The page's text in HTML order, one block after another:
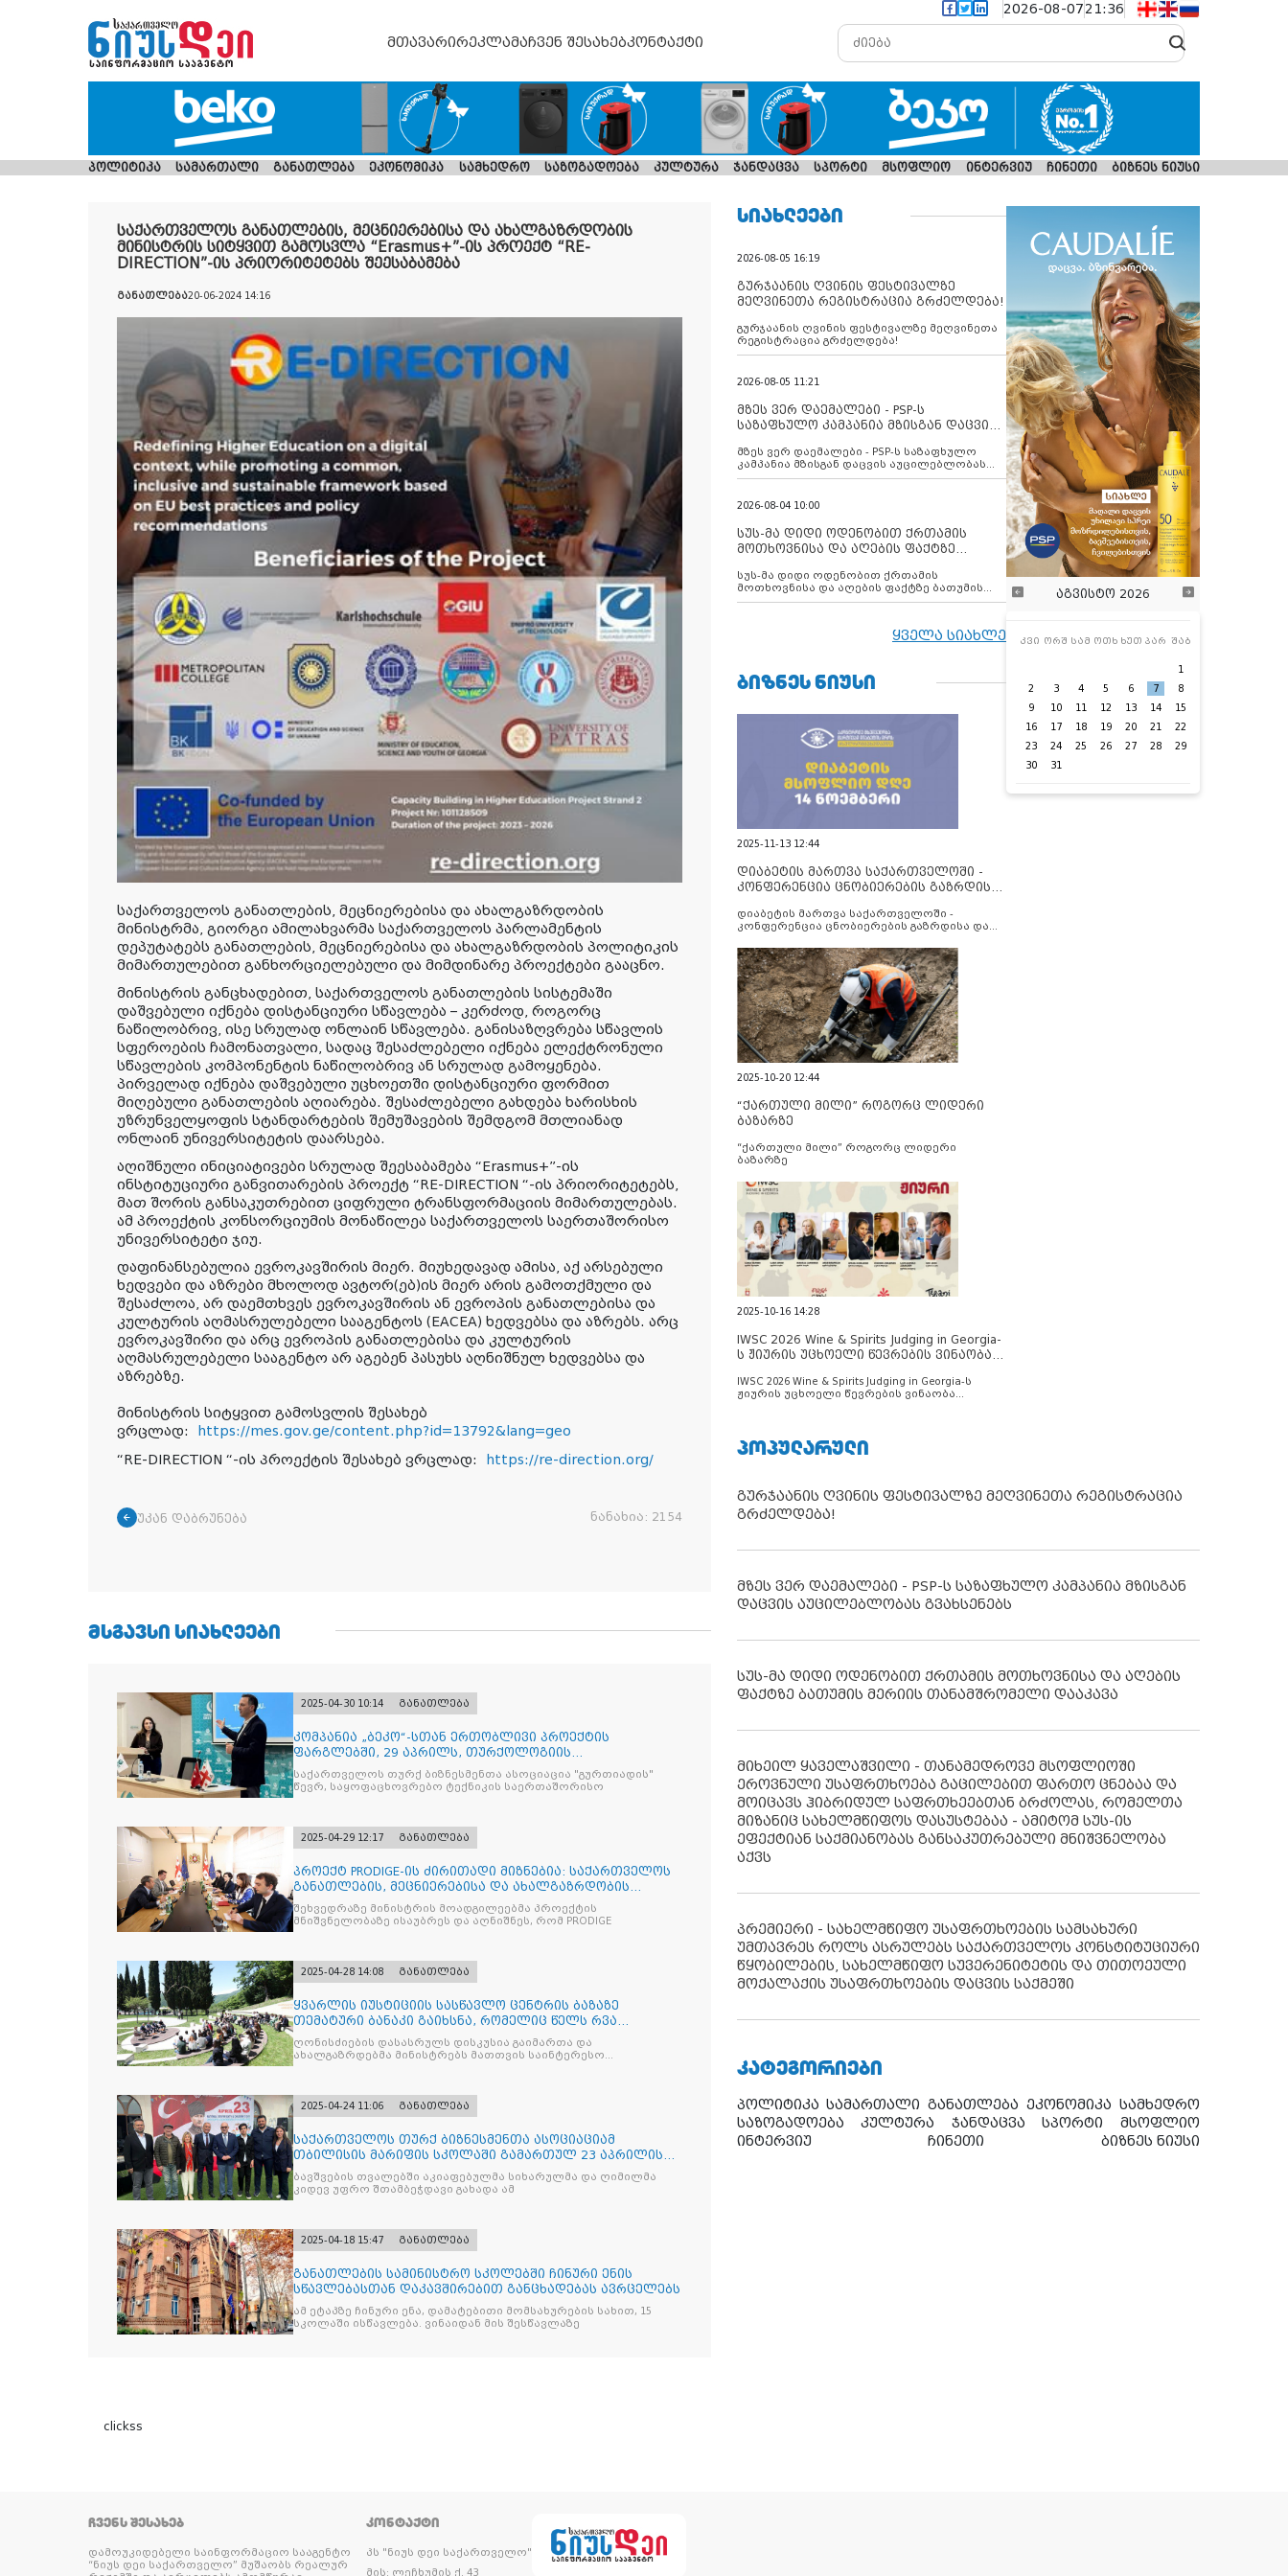
2026-08-0721:36
მთავარირეკლამაჩვენ შესახებკონტაქტი
პოლიტიკა სამართალი განათლება ეკონომიკა სამხედრო საზოგადოება კულტურა ჯანდაცვა სპორტი მსოფლიო ინტერვიუ ჩინეთი ბიზნეს ნიუსი
საქართველოს განათლების, მეცნიერებისა და ახალგაზრდობის
მინისტრის სიტყვით გამოსვლა “Erasmus+”-ის პროექტ “RE-
DIRECTION”-ის პრიორიტეტებს შეესაბამება
განათლება20-06-2024 14:16
საქართველოს განათლების, მეცნიერებისა და ახალგაზრდობის
მინისტრმა, გიორგი ამილახვარმა საქართველოს პარლამენტის
დეპუტატებს განათლების, მეცნიერებისა და ახალგაზრდობის პოლიტიკის
მიმართულებით განხორციელებული და მიმდინარე პროექტები გააცნო.
მინისტრის განცხადებით, საქართველოს განათლების სისტემაში
დაშვებული იქნება დისტანციური სწავლება – კერძოდ, როგორც
ნაწილობრივ, ისე სრულად ონლაინ სწავლება. განისაზღვრება სწავლის
სფეროების ჩამონათვალი, სადაც შესაძლებელი იქნება ელექტრონული
სწავლების კომპონენტის ნაწილობრივ ან სრულად გამოყენება.
პირველად იქნება დაშვებული უცხოეთში დისტანციური ფორმით
მიღებული განათლების აღიარება. შესაძლებელი გახდება ხარისხის
უზრუნველყოფის სტანდარტების შემუშავების შემდგომ მთლიანად
ონლაინ უნივერსიტეტის დაარსება.
აღიშნული ინიციატივები სრულად შეესაბამება “Erasmus+”-ის
ინსტიტუციური განვითარების პროექტ “RE-DIRECTION “-ის პრიორიტეტებს,
მათ შორის განსაკუთრებით ციფრული ტრანსფორმაციის მიმართულებას.
ამ პროექტის კონსორციუმის მონაწილეა საქართველოს საერთაშორისო
უნივერსიტეტი ჯიუ.
დაფინანსებულია ევროკავშირის მიერ. მიუხედავად ამისა, აქ არსებული
ხედვები და აზრები მხოლოდ ავტორ(ებ)ის მიერ არის გამოთქმული და
შესაძლოა, არ დაემთხვეს ევროკავშირის ან ევროპის განათლებისა და
კულტურის აღმასრულებელი სააგენტოს (EACEA) ხედვებსა და აზრებს. არც
ევროკავშირი და არც ევროპის განათლებისა და კულტურის
აღმასრულებელი სააგენტო არ აგებენ პასუხს აღნიშნულ ხედვებსა და
აზრებზე.
მინისტრის სიტყვით გამოსვლის შესახებ
ვრცლად:
https://mes.gov.ge/content.php?id=13792&lang=geo
“RE-DIRECTION “-ის Პროექტის შესახებ ვრცლად:
https://re-direction.org/
უკან დაბრუნება ნანახია: 2154
ᲛᲡᲒᲐᲕᲡᲘ ᲡᲘᲐᲮᲚᲔᲔᲑᲘ
2025-04-30 10:14 განათლება
კომპანია „ბეკო“-სთან ერთობლივი პროექტის
ფარგლებში, 29 აპრილს, თურქოლოგიის
მიმართულებისა და თბილისის
საქართველოს თურქ ბიზნესმენთა ასოციაცია "გურთიადის"
წევრ, საყოფაცხოვრებო ტექნიკის საერთაშორისო
2025-04-29 12:17 განათლება
პროექტ PRODIGE-ის ძირითადი მიზნებია: საქართველოს
განათლების, მეცნიერებისა და ახალგაზრდობის
სამინისტრ
შეხვედრაზე მინისტრის მოადგილეებმა პროექტის
მნიშვნელობაზე ისაუბრეს და აღნიშნეს, რომ PRODIGE
2025-04-28 14:08 განათლება
ყვარლის იუსტიციის სასწავლო ცენტრის ბაზაზე
თემატური ბანაკი გაიხსნა, რომელიც წელს რვა
ნაკადად ჩატარდებ
ღონისძიების დასასრულს დისკუსია გაიმართა და
ახალგაზრდებმა მინისტრებს მათთვის საინტერესო
2025-04-24 11:06 განათლება
საქართველოს თურქ ბიზნესმენთა ასოციაციამ
თბილისის მარიფის სკოლაში გამართულ 23 აპრილის
ეროვნული სუვერე
ბავშვების თვალებში აკიაფებულმა სიხარულმა და ღიმილმა
კიდევ უფრო შთამბეჭდავი გახადა ამ
2025-04-18 15:47 განათლება
განათლების სამინისტრო სკოლებში ჩინური ენის
სწავლებასთან დაკავშირებით განცხადებას ავრცელებს
ამ ეტაპზე ჩინური ენა, დამატებითი მომსახურების სახით, 15
სკოლაში ისწავლება. ვინაიდან მის შესწავლაზე
clickss
ᲡᲘᲐᲮᲚᲔᲔᲑᲘ
2026-08-05 16:19
გურჯაანის ღვინის ფესტივალზე
მეღვინეთა რეგისტრაცია გრძელდება!
გურჯაანის ღვინის ფესტივალზე მეღვინეთა
რეგისტრაცია გრძელდება!
2026-08-05 11:21
მზეს ვერ დაემალები - PSP-ს
საზაფხულო კამპანია მზისგან დაცვის
მზეს ვერ დაემალები - PSP-ს საზაფხულო
კამპანია მზისგან დაცვის აუცილებლობას
გვახსენებს
2026-08-04 10:00
სუს-მა დიდი ოდენობით ქრთამის
მოთხოვნისა და აღების ფაქტზე
დააკავა
სუს-მა დიდი ოდენობით ქრთამის
მოთხოვნისა და აღების ფაქტზე ბათუმის
მერიის თანამშრომელი დააკავა
ყველა სიახლე
ᲑᲘᲖᲜᲔᲡ ᲜᲘᲣᲡᲘ
2025-11-13 12:44
დიაბეტის მართვა საქართველოში -
კონფერენცია ცნობიერების გაზრდისა
დიაბეტის მართვა საქართველოში -
კონფერენცია ცნობიერების გაზრდისა და
2025-10-20 12:44
“ქართული მილი” როგორც ლიდერი
ბაზარზე
“ქართული მილი” როგორც ლიდერი
ბაზარზე
2025-10-16 14:28
IWSC 2026 Wine & Spirits Judging in Georgia-
ს ჟიურის უცხოელი წევრების ვინაობა
IWSC 2026 Wine & Spirits Judging in Georgia-ს
ჟიურის უცხოელი წევრების ვინაობა
აგვისტო 2026
კვი ორშ სამ ოთხ ხუთ პარ შაბ
1
2
3 4 5 6 7
8
9
10 11 12 13 14
15
16
17 18 19 20 21
22
23
24 25 26 27 28
29
30
31
ᲞᲝᲞᲣᲚᲐᲠᲣᲚᲘ
გურჯაანის ღვინის ფესტივალზე მეღვინეთა რეგისტრაცია
გრძელდება!
მზეს ვერ დაემალები - PSP-ს საზაფხულო კამპანია მზისგან
დაცვის აუცილებლობას გვახსენებს
სუს-მა დიდი ოდენობით ქრთამის მოთხოვნისა და აღების
ფაქტზე ბათუმის მერიის თანამშრომელი დააკავა
მიხეილ ყაველაშვილი - თანამედროვე მსოფლიოში
ეროვნული უსაფრთხოება გაცილებით ფართო ცნებაა და
მოიცავს ჰიბრიდულ საფრთხეებთან ბრძოლას, რომელთა
მიზანიც სახელმწიფოს დასუსტებაა - ამიტომ სუს-ის
ეფექტიან საქმიანობას განსაკუთრებული მნიშვნელობა
აქვს
პრემიერი - სახელმწიფო უსაფრთხოების სამსახური
უმთავრეს როლს ასრულებს საქართველოს კონსტიტუციური
წყობილების, სახელმწიფო სუვერენიტეტის და თითოეული
მოქალაქის უსაფრთხოების დაცვის საქმეში
ᲙᲐᲢᲔᲒᲝᲠᲘᲔᲑᲘ
პოლიტიკა სამართალი განათლება ეკონომიკა სამხედრო
საზოგადოება
კულტურა ჯანდაცვა სპორტი
მსოფლიო
ინტერვიუ
ჩინეთი ბიზნეს ნიუსი
ᲩᲕᲔᲜᲡ ᲨᲔᲡᲐᲮᲔᲑ
დამოუკიდებელი საინფორმაციო სააგენტო
“ნიუს დეი საქართველო” მუშაობს რეალურ
ᲙᲝᲜᲢᲐᲥᲢᲘ
პს "ნიუს დეი საქართველო"
მის: ლეჩხუმის ქ. 43